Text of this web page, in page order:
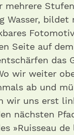
mehrere
Wasser, bildet
Seite auf
das
wir weiter
ab und
wir uns erst
nächsten
»Ruisseau